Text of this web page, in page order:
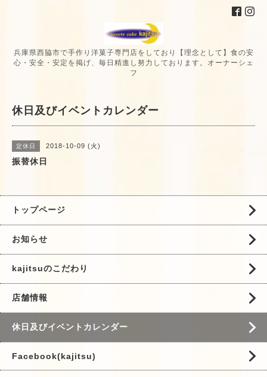
兵庫県西脇市で手作り洋菓子専門店をしており【理念として】食の安
心・安全・安定を掲げ、毎日精進し努力しております。オーナーシェ
フ
休日及びイベントカレンダー
定休日 2018-10-09 (火)
振替休日
トップページ
お知らせ
kajitsuのこだわり
店舗情報
休日及びイベントカレンダー
Facebook(kajitsu)